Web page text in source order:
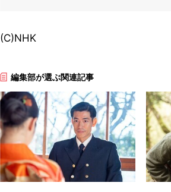
(C)NHK
編集部が選ぶ関連記事